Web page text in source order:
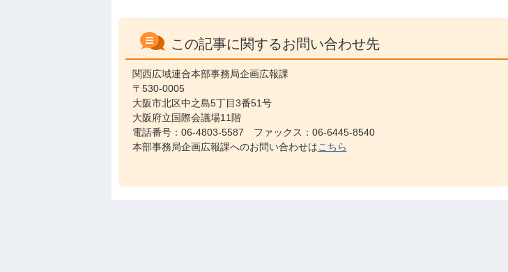
この記事に関するお問い合わせ先
関西広域連合本部事務局企画広報課
〒530-0005
大阪市北区中之島5丁目3番51号
大阪府立国際会議場11階
電話番号：06-4803-5587 ファックス：06-6445-8540
本部事務局企画広報課へのお問い合わせはこちら